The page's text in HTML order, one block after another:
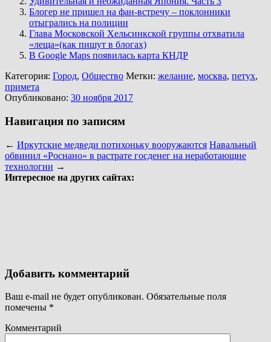
Блогер не пришел на фан-встречу – поклонники
отыгрались на полиции
Глава Московской Хельсинкской группы отхватила
«леща»(как пишут в блогах)
В Google Maps появилась карта КНДР
Категория: Город, Общество Метки: желание, москва, петух,
примета
Опубликовано: 30 ноября 2017
Навигация по записям
← Иркутские медведи потихоньку вооружаются Навальный
обвинил «Роснано» в растрате госденег на неработающие
технологии →
Интересное на других сайтах:
Добавить комментарий
Ваш e-mail не будет опубликован. Обязательные поля
помечены *
Комментарий